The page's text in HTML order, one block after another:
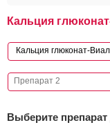
Кальция
Выберите